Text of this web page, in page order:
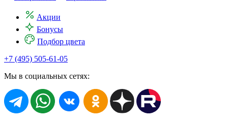
Акции
Бонусы
Подбор цвета
+7 (495) 505-61-05
Мы в социальных сетях: